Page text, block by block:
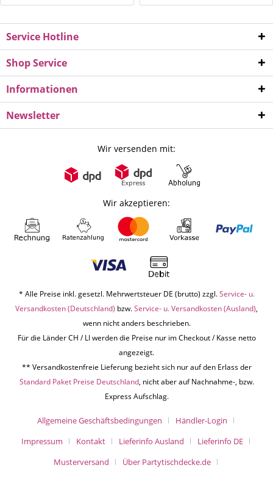
Service Hotline
Shop Service
Informationen
Newsletter
Wir versenden mit:
Wir akzeptieren:
* Alle Preise inkl. gesetzl. Mehrwertsteuer DE (brutto) zzgl.Service- u.
Versandkosten (Deutschland) bzw.Service- u. Versandkosten (Ausland),
wenn nicht anders beschrieben.
Für die Länder CH / LI werden die Preise nur im Checkout / Kasse netto
angezeigt.
** Versandkostenfreie Lieferung bezieht sich nur auf den Erlass der
Standard Paket Preise Deutschland, nicht aber auf Nachnahme-, bzw.
Express Aufschlag.
Allgemeine Geschäftsbedingungen
Händler-Login
Impressum
Kontakt Lieferinfo Ausland
Lieferinfo DE
Musterversand
Über Partytischdecke.de